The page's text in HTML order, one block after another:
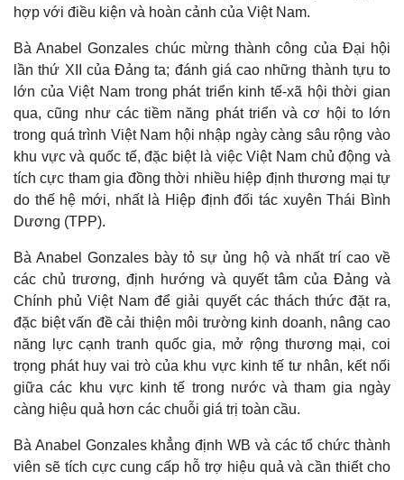
Hồ sơ
E-Magazine
hợp với điều kiện và hoàn cảnh của Việt Nam.
Bà Anabel Gonzales chúc mừng thành công của Đại hội
lần thứ XII của Đảng ta; đánh giá cao những thành tựu to
lớn của Việt Nam trong phát triển kinh tế-xã hội thời gian
qua, cũng như các tiềm năng phát triển và cơ hội to lớn
trong quá trình Việt Nam hội nhập ngày càng sâu rộng vào
khu vực và quốc tế, đặc biệt là việc Việt Nam chủ động và
tích cực tham gia đồng thời nhiều hiệp định thương mại tự
do thế hệ mới, nhất là Hiệp định đối tác xuyên Thái Bình
Dương (TPP).
Bà Anabel Gonzales bày tỏ sự ủng hộ và nhất trí cao về
các chủ trương, định hướng và quyết tâm của Đảng và
Chính phủ Việt Nam để giải quyết các thách thức đặt ra,
đặc biệt vấn đề cải thiện môi trường kinh doanh, nâng cao
năng lực cạnh tranh quốc gia, mở rộng thương mại, coi
trọng phát huy vai trò của khu vực kinh tế tư nhân, kết nối
giữa các khu vực kinh tế trong nước và tham gia ngày
càng hiệu quả hơn các chuỗi giá trị toàn cầu.
Bà Anabel Gonzales khẳng định WB và các tổ chức thành
viên sẽ tích cực cung cấp hỗ trợ hiệu quả và cần thiết cho